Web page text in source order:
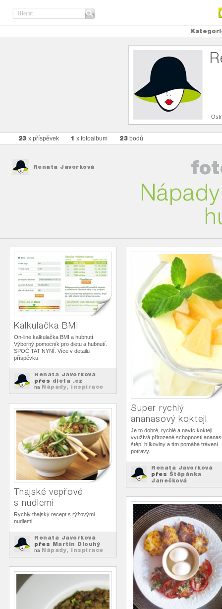
23 x příspěvek 1 x fotoalbum 23 bodů
Renata Javorková
Kalkulačka BMI
On-line kalkulačka BMI a hubnutí.
Výborný pomocník pro dietu a hubnutí.
SPOČÍTAT NYNÍ. Více v detailu
příspěvku.
Renata Javorková
přes dieta .cz
na Nápady, inspirace
k...
Super rychlý
ananasový koktejl
Je to dobré, rychlé a navíc koktejl
využívá přirozené schopnosti
štěpí bílkoviny a tím pomáhá trávení
potravy.
Renata Javorková
přes Štěpánka
Janečková
naNápady, inspirace
Thajské vepřové
s nudlemi
Rychlý thajský recept s rýžovými
nudlemi.
Renata Javorková
přes Martin Dlouhý
na Nápady, inspirace
k...